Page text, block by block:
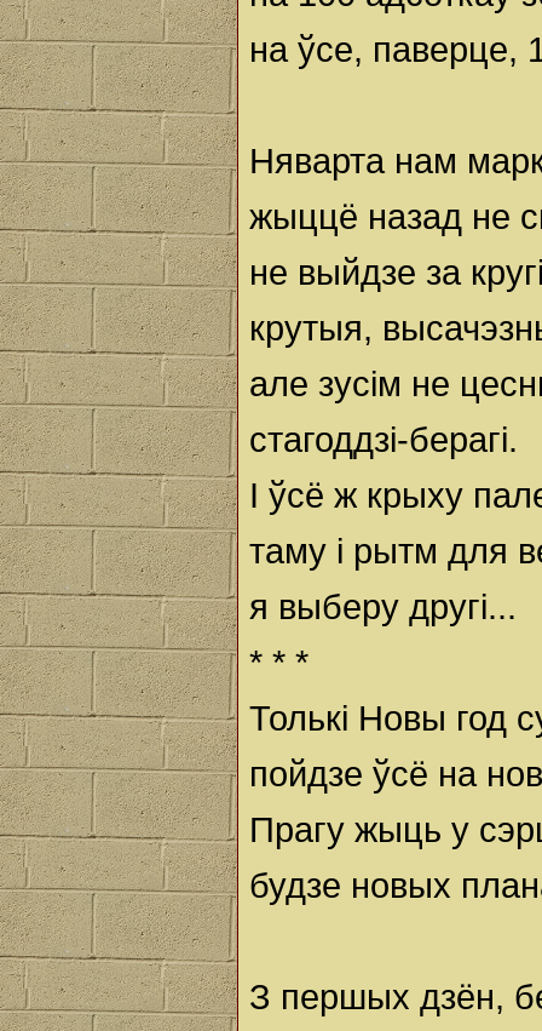
на ўсе, паверце,
Няварта нам
жыццё назад не
не выйдзе за
крутыя,
але зусім не
стагоддзі-берагі.
І ўсё ж крыху
таму і рытм для
я выберу другі...
* * *
Толькі Новы год
пойдзе ўсё на
Прагу жыць у
будзе новых
З першых дзён,